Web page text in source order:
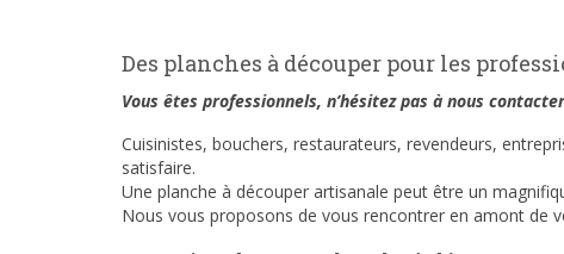
Des planches à découper pour les
Vous êtes professionnels, n’hésitez pas à nous
Cuisinistes, bouchers, restaurateurs, revendeurs,
satisfaire.
Une planche à découper artisanale peut être un
Nous vous proposons de vous rencontrer en amont de